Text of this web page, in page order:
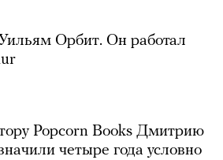
Орбит. Он работал
Popcorn Books Дмитрию
четыре года условно